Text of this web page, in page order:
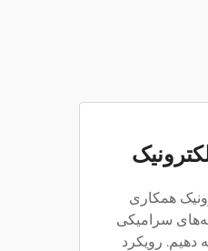
همکاری
سرامیکی
دهیم. رویکرد